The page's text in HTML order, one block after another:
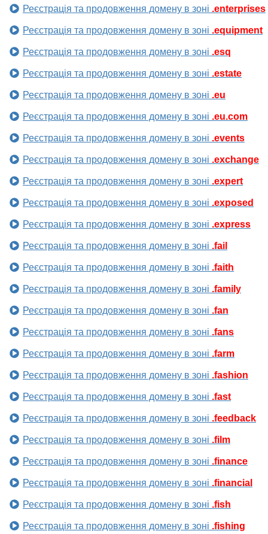
Реєстрація та продовження домену в зоні .enterprises
Реєстрація та продовження домену в зоні .equipment
Реєстрація та продовження домену в зоні .esq
Реєстрація та продовження домену в зоні .estate
Реєстрація та продовження домену в зоні .eu
Реєстрація та продовження домену в зоні .eu.com
Реєстрація та продовження домену в зоні .events
Реєстрація та продовження домену в зоні .exchange
Реєстрація та продовження домену в зоні .expert
Реєстрація та продовження домену в зоні .exposed
Реєстрація та продовження домену в зоні .express
Реєстрація та продовження домену в зоні .fail
Реєстрація та продовження домену в зоні .faith
Реєстрація та продовження домену в зоні .family
Реєстрація та продовження домену в зоні .fan
Реєстрація та продовження домену в зоні .fans
Реєстрація та продовження домену в зоні .farm
Реєстрація та продовження домену в зоні .fashion
Реєстрація та продовження домену в зоні .fast
Реєстрація та продовження домену в зоні .feedback
Реєстрація та продовження домену в зоні .film
Реєстрація та продовження домену в зоні .finance
Реєстрація та продовження домену в зоні .financial
Реєстрація та продовження домену в зоні .fish
Реєстрація та продовження домену в зоні .fishing